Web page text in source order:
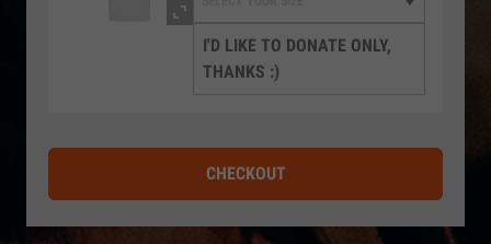
I'D LIKE TO DONATE ONLY,
THANKS :)
CHECKOUT